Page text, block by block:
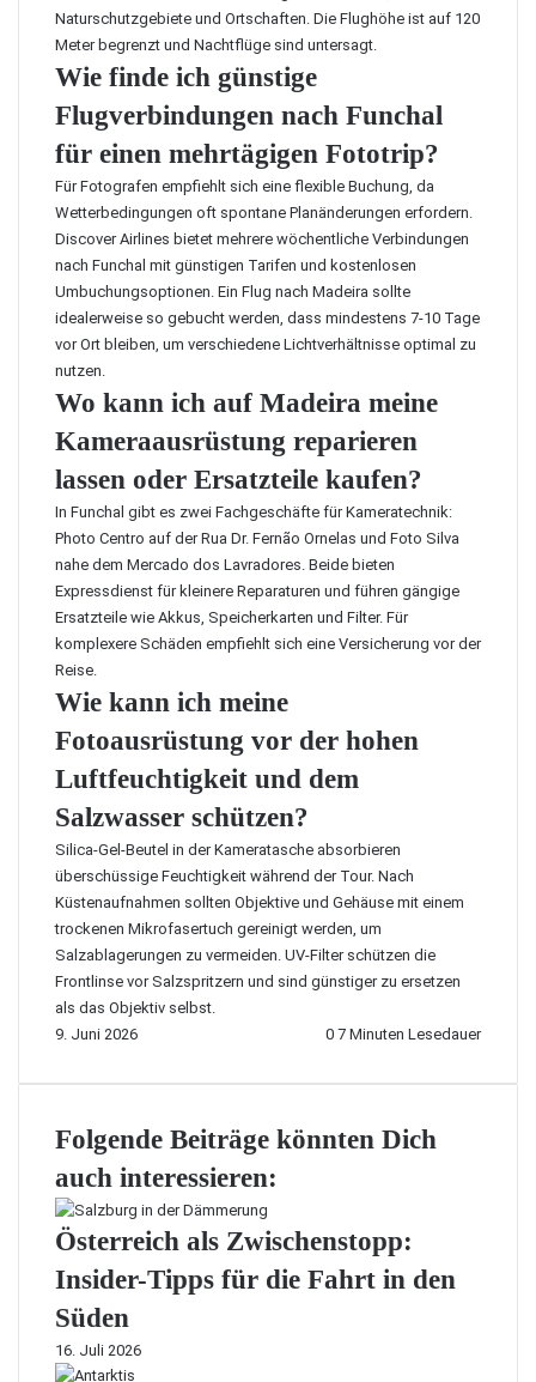
Naturschutzgebiete und Ortschaften. Die Flughöhe ist auf 120
Meter begrenzt und Nachtflüge sind untersagt.
Wie finde ich günstige
Flugverbindungen nach Funchal
für einen mehrtägigen Fototrip?
Für Fotografen empfiehlt sich eine flexible Buchung, da
Wetterbedingungen oft spontane Planänderungen erfordern.
Discover Airlines bietet mehrere wöchentliche Verbindungen
nach Funchal mit günstigen Tarifen und kostenlosen
Umbuchungsoptionen. Ein Flug nach Madeira sollte
idealerweise so gebucht werden, dass mindestens 7-10 Tage
vor Ort bleiben, um verschiedene Lichtverhältnisse optimal zu
nutzen.
Wo kann ich auf Madeira meine
Kameraausrüstung reparieren
lassen oder Ersatzteile kaufen?
In Funchal gibt es zwei Fachgeschäfte für Kameratechnik:
Photo Centro auf der Rua Dr. Fernão Ornelas und Foto Silva
nahe dem Mercado dos Lavradores. Beide bieten
Expressdienst für kleinere Reparaturen und führen gängige
Ersatzteile wie Akkus, Speicherkarten und Filter. Für
komplexere Schäden empfiehlt sich eine Versicherung vor der
Reise.
Wie kann ich meine
Fotoausrüstung vor der hohen
Luftfeuchtigkeit und dem
Salzwasser schützen?
Silica-Gel-Beutel in der Kameratasche absorbieren
überschüssige Feuchtigkeit während der Tour. Nach
Küstenaufnahmen sollten Objektive und Gehäuse mit einem
trockenen Mikrofasertuch gereinigt werden, um
Salzablagerungen zu vermeiden. UV-Filter schützen die
Frontlinse vor Salzspritzern und sind günstiger zu ersetzen
als das Objektiv selbst.
9. Juni 2026
0 7 Minuten Lesedauer
Folgende Beiträge könnten Dich
auch interessieren:
Österreich als Zwischenstopp:
Insider-Tipps für die Fahrt in den
Süden
16. Juli 2026